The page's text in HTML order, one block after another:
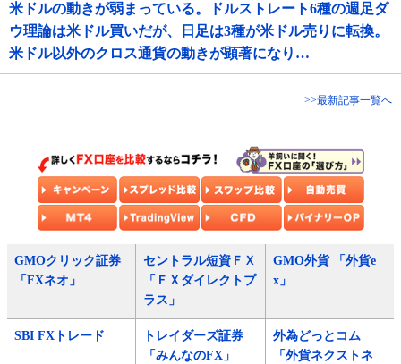
米ドルの動きが弱まっている。ドルストレート6種の週足ダ
ウ理論は米ドル買いだが、日足は3種が米ドル売りに転換。
米ドル以外のクロス通貨の動きが顕著になり…
>>最新記事一覧へ
GMOクリック証券
「FXネオ」
セントラル短資ＦＸ
「ＦＸダイレクトプ
ラス」
GMO外貨 「外貨e
x」
SBI FXトレード
トレイダーズ証券
「みんなのFX」
外為どっとコム
「外貨ネクストネ